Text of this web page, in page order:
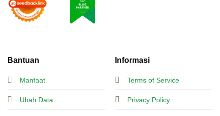
Bantuan
Manfaat
Ubah Data
Informasi
Terms of Service
Privacy Policy